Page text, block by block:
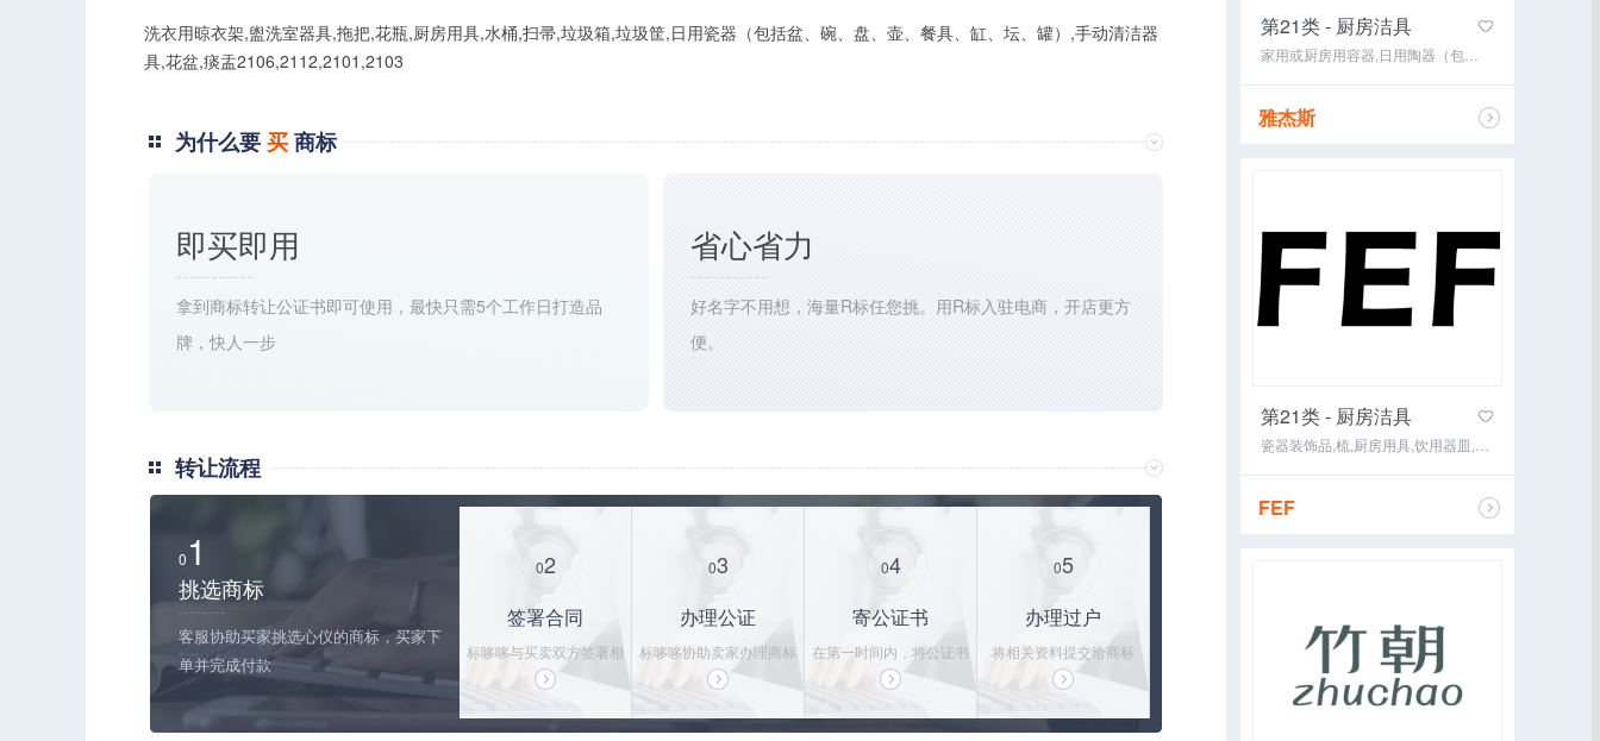
洗衣用晾衣架,盥洗室器具,拖把,花瓶,厨房用具,水桶,扫帚,垃圾箱,垃圾筐,日用瓷器（包括盆、碗、盘、壶、餐具、缸、坛、罐）,手动清洁器
具,花盆,痰盂2106,2112,2101,2103
为什么要买商标
即买即用
拿到商标转让公证书即可使用，最快只需5个工作日打造品
牌，快人一步
省心省力
好名字不用想，海量R标任您挑。用R标入驻电商，开店更方
便。
转让流程
0 1
挑选商标
客服协助买家挑选心仪的商标，买家下
单并完成付款
02
签署合同
标哆哆与买卖双方签署相
关协议和法律合同，保护
交易安全
03
办理公证
标哆哆协助卖家办理商标
转让公证书，一般需要3-
5个工作日
04
寄公证书
在第一时间内，将公证书
寄给买家，买家拿到公证
书后，即可使用商标
05
办理过户
将相关资料提交给商标
局，并持续跟进过户手续
的办理，直到过户完成
第21类 - 厨房洁具
雅杰斯
第21类 - 厨房洁具
FEF